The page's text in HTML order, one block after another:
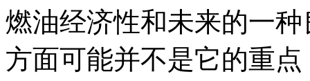
燃油经济性和未来的一
方面可能并不是它的重